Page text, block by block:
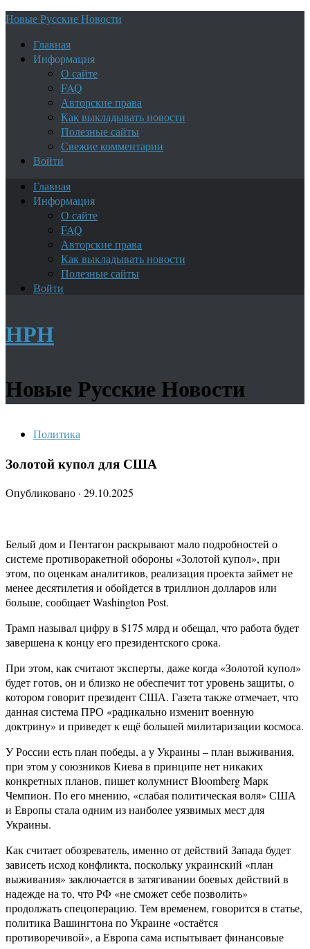
Новые Русские Новости
Главная
Информация
О сайте
FAQ
Авторские права
Как выкладывать новости
Полезные сайты
Свежие комментарии
Войти
Главная
Информация
О сайте
FAQ
Авторские права
Как выкладывать новости
Полезные сайты
Войти
НРН
Новые Русские Новости
Политика
Золотой купол для США
Опубликовано · 29.10.2025
Белый дом и Пентагон раскрывают мало подробностей о
системе противоракетной обороны «Золотой купол», при
этом, по оценкам аналитиков, реализация проекта займет не
менее десятилетия и обойдется в триллион долларов или
больше, сообщает Washington Post.
Трамп называл цифру в $175 млрд и обещал, что работа будет
завершена к концу его президентского срока.
При этом, как считают эксперты, даже когда «Золотой купол»
будет готов, он и близко не обеспечит тот уровень защиты, о
котором говорит президент США. Газета также отмечает, что
данная система ПРО «радикально изменит военную
доктрину» и приведет к ещё большей милитаризации космоса.
У России есть план победы, а у Украины – план выживания,
при этом у союзников Киева в принципе нет никаких
конкретных планов, пишет колумнист Bloomberg Марк
Чемпион. По его мнению, «слабая политическая воля» США
и Европы стала одним из наиболее уязвимых мест для
Украины.
Как считает обозреватель, именно от действий Запада будет
зависеть исход конфликта, поскольку украинский «план
выживания» заключается в затягивании боевых действий в
надежде на то, что РФ «не сможет себе позволить»
продолжать спецоперацию. Тем временем, говорится в статье,
политика Вашингтона по Украине «остаётся
противоречивой», а Европа сама испытывает финансовые